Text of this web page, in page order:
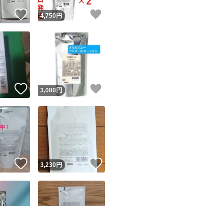
いいね！
4,750円
いいね！
3,080 円
いいね！
3,230円 いいね！